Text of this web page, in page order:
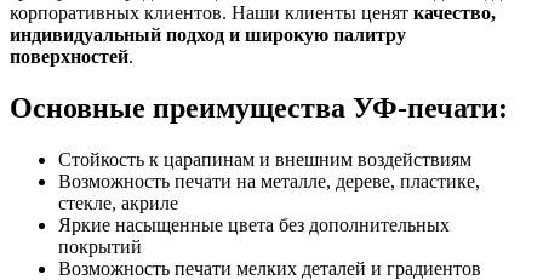
корпоративных клиентов. Наши клиенты ценят качество,
индивидуальный подход и широкую палитру
поверхностей.
Основные преимущества УФ-печати:
Стойкость к царапинам и внешним воздействиям
Возможность печати на металле, дереве, пластике,
стекле, акриле
Яркие насыщенные цвета без дополнительных
покрытий
Возможность печати мелких деталей и градиентов